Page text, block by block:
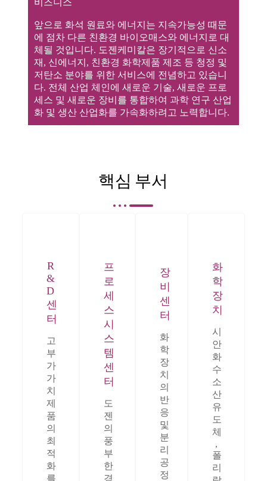
앞으로 화석 원료와 에너지는 지속가능성 때문
에 점차 다른 친환경 바이오매스와 에너지로 대
체될 것입니다. 도젠케미칼은 장기적으로 신소
재, 신에너지, 친환경 화학제품 제조 등 청정 및
저탄소 분야를 위한 서비스에 전념하고 있습니
다. 전체 산업 체인에 새로운 기술, 새로운 프로
세스 및 새로운 장비를 통합하여 과학 연구 산업
화 및 생산 산업화를 가속화하려고 노력합니다.
핵심 부서
R
&
D
센
터
고
부
가
가
치
제
품
의
최
적
화
를
프
로
세
스
시
스
템
센
터
도
젠
의
풍
부
한
경
장
비
센
터
화
학
장
치
의
반
응
및
분
리
공
정
화
학
장
치
시
안
화
수
소
산
유
도
체
,
폴
리